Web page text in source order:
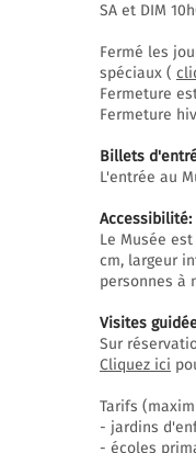
SA et DIM
Fermé les
spéciaux (
Fermeture
Fermeture
Billets
L'entrée au
Accessibilité:
Le Musée
cm, largeur
personnes à
Visites
Sur
Cliquez ici
Tarifs
- jardins
- écoles